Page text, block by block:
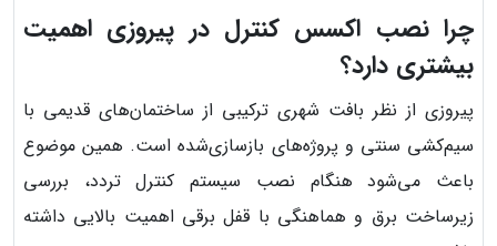
چرا نصب اکسس کنترل در پیروزی اهمیت
بیشتری دارد؟
پیروزی از نظر بافت شهری ترکیبی از ساختمان‌های قدیمی با
سیم‌کشی سنتی و پروژه‌های بازسازی‌شده است. همین موضوع
باعث می‌شود هنگام نصب سیستم کنترل تردد، بررسی
زیرساخت برق و هماهنگی با قفل برقی اهمیت بالایی داشته